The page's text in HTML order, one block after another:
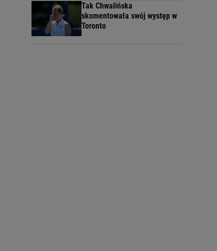
Tak Chwalińska
skomentowała swój występ w
Toronto